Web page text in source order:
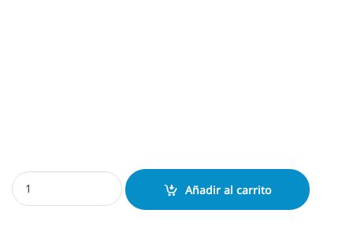
Exlibris Balancín cantidad
Añadir al carrito